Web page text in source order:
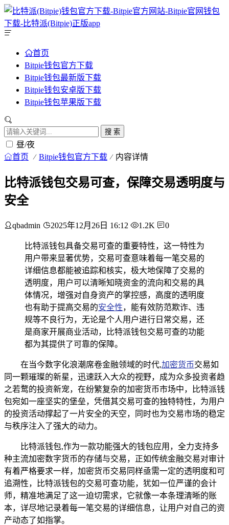
首页
Bitpie钱包官方下载
Bitpie钱包最新版下载
Bitpie钱包安卓版下载
Bitpie钱包苹果版下载
搜 索
昼/夜
首页 Bitpie钱包官方下载 内容详情
比特派钱包交易可查，保障交易透明度与
安全
qbadmin 2025年12月26日 16:12 1.2K 0
比特派钱包具备交易可查的重要特性，这一特性为
用户带来显著优势，交易可查意味着每一笔交易的
详细信息都能被追踪和核实，极大地保障了交易的
透明度，用户可以清晰知晓资金的流向和交易的具
体情况，增强对自身资产的掌控感，高度的透明度
也有助于提高交易的安全性，能有效防范欺诈、违
规等不良行为，无论是个人用户进行日常交易，还
是商家开展商业活动，比特派钱包交易可查的功能
都为其提供了可靠的保障。
在当今数字化浪潮席卷金融领域的时代,加密货币交易如
同一颗璀璨的新星，迅速跃入大众的视野，成为众多投资者趋
之若鹜的投资新宠，在纷繁复杂的加密货币市场中，比特派钱
包宛如一座坚实的堡垒，凭借其交易可查的独特特性，为用户
的投资活动撑起了一片安全的天空，同时也为交易市场的稳定
与秩序注入了强大的动力。
比特派钱包,作为一款功能强大的钱包应用，全力支持多
种主流加密数字货币的存储与交易，正如传统金融交易对审计
有着严格要求一样，加密货币交易同样亟需一定的透明度和可
追溯性，比特派钱包的交易可查功能，犹如一位严谨的会计
师，精准地满足了这一迫切需求，它就像一本条理清晰的账
本，详尽地记录着每一笔交易的详细信息，让用户对自己的资
产动态了如指掌。